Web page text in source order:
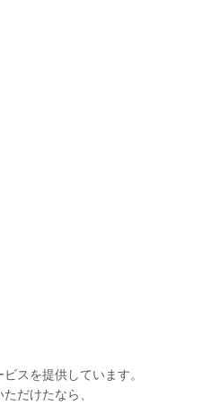
スを提供しています。
だけたなら、